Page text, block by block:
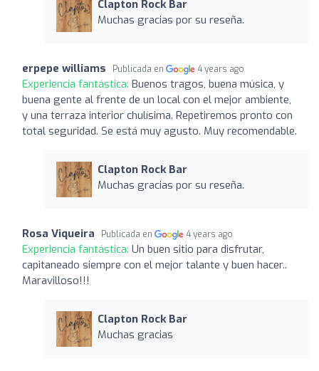
Clapton Rock Bar
Muchas gracias por su reseña.
erpepe williams Publicada en 4 years ago
Experiencia fantástica: Buenos tragos, buena música, y
buena gente al frente de un local con el mejor ambiente,
y una terraza interior chulísima. Repetiremos pronto con
total seguridad. Se está muy agusto. Muy recomendable.
Clapton Rock Bar
Muchas gracias por su reseña.
Rosa Viqueira Publicada en 4 years ago
Experiencia fantástica: Un buen sitio para disfrutar,
capitaneado siempre con el mejor talante y buen hacer..
Maravilloso!!!
Clapton Rock Bar
Muchas gracias